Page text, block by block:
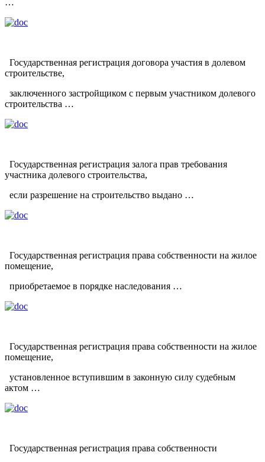
Государственная регистрация договора участия в долевом
строительстве,
заключенного застройщиком с первым участником долевого
строительства …
Государственная регистрация залога прав требования
участника долевого строительства,
если разрешение на строительство выдано …
Государственная регистрация права собственности на жилое
помещение,
приобретаемое в порядке наследования …
Государственная регистрация права собственности на жилое
помещение,
установленное вступившим в законную силу судебным
актом …
Государственная регистрация права собственности